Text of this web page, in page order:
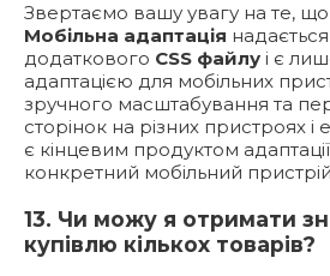
Звертаємо вашу увагу на те,
Мобільна адаптація
додаткового CSS файлу і є
адаптацією для мобільних
зручного масштабування та
сторінок на різних пристроях
є кінцевим продуктом
конкретний мобільний
13. Чи можу я отримати
купівлю кількох товарів?